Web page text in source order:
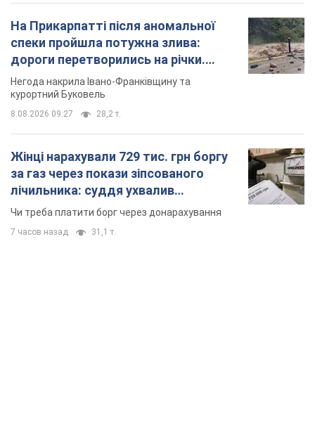
На Прикарпатті після аномальної
спеки пройшла потужна злива:
дороги перетворились на річки.
Відео
Негода накрила Івано-Франківщину та
курортний Буковель
8.08.2026 09:27 28,2 т.
Жінці нарахували 729 тис. грн боргу
за газ через покази зіпсованого
лічильника: суддя ухвалив
неочікуване рішення
Чи треба платити борг через донарахування
7 часов назад 31,1 т.